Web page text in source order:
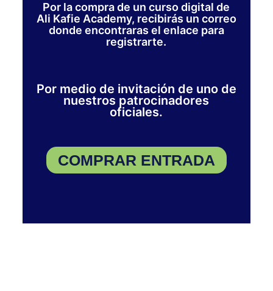
Por la compra de un curso digital de
Ali Kafie Academy, recibirás un correo
donde encontraras el enlace para
registrarte.
Por medio de invitación de uno de
nuestros patrocinadores
oficiales.
COMPRAR ENTRADA